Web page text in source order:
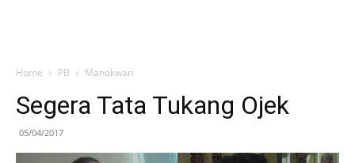
Home PB Manokwari
Segera Tata Tukang Ojek
05/04/2017